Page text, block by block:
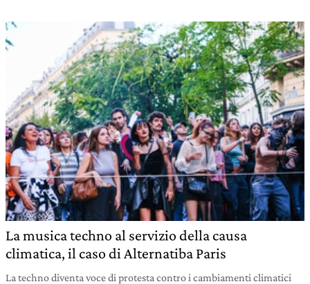
La musica techno al servizio della causa
climatica, il caso di Alternatiba Paris
La techno diventa voce di protesta contro i cambiamenti climatici